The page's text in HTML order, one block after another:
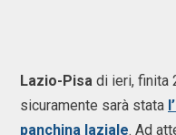
Lazio-Pisa di ieri, finita
sicuramente sarà stata
panchina laziale. Ad